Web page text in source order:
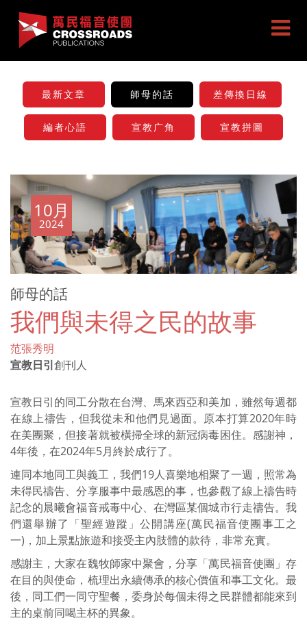
最新文章 師母的話 差傳換日線
編者心語 宣教广角 宣教拼圖
師母的話
我們與未得之民的故事
10月
2024
范張秀明
宣教日引創刊人
宣教日引的同工分散在台灣、馬來西亞和美加，雖然每週都
在線上禱告，但我從未和他們見過面。原本打算2020年時
在美團聚，但接著就被橫掃全球的新冠病毒困住。感謝神，
4年後，在2024年5月終於成行了。
連同本地同工與義工，我們19人喜樂地相聚了一週，照常為
未得民禱告、分享服事中最感恩的事，也參觀了線上禱告時
記念的晨曦會福音戒毒中心、在灣區某個城市行走禱告。我
們還舉辦了「聖經遊蹤」公開講座(萬民福音使團事工之
一)，加上景點旅遊和接受主內肢體的款待，非常充實。
感謝主，大家在魏牧師家中聚會，分享「萬民福音使團」存
在目的與使命，梳理出永續傳承的核心價值和事工文化。最
後，同工們一同守聖餐，委身於每個未得之民群體都能來到
主的桌前同喝主杯的異象。